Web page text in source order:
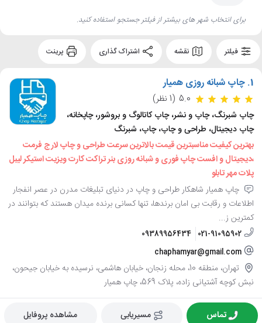
برای انتخاب شهر های بیشتر از فیلتر جستجو استفاده کنید.
فیلتر نقشه
1. چاپ شبانه روزی همیار
5.0 (1 نظر)
چاپ شبرنگ، چاپ و نشر، چاپ کاتالوگ و بروشور، چاپخانه،
چاپ دیجیتال، طراحی و چاپ، چاپ، شبرنگ
بهترین کیفیت مناسبترین قیمت بالاترین سرعت طراحی و چاپ لارج فرمت
،دیجیتال و افست چاپ فوری و شبانه روزی بنر تراکت کارت ویزیت استیکر لیبل
پلات مهر تابلو
چاپ همیار شاهکار طراحی و چاپ در دنیای تبلیغات مدرن در عصر انفجار
اطلاعات و رقابت بی امان برندها، تنها کسانی برنده میدان هستند که بتوانند در
کمترین ز...
021-91095902
09389956434
chaphamyar@gmail.com
تهران، منطقه 10، محله زنجان، خیابان هاشمی، نرسیده به خیابان جیحون،
نبش کوچه آشتیانی زاده، پلاک 569، چاپ همیار
تماس مسیریابی مشاهده پروفایل